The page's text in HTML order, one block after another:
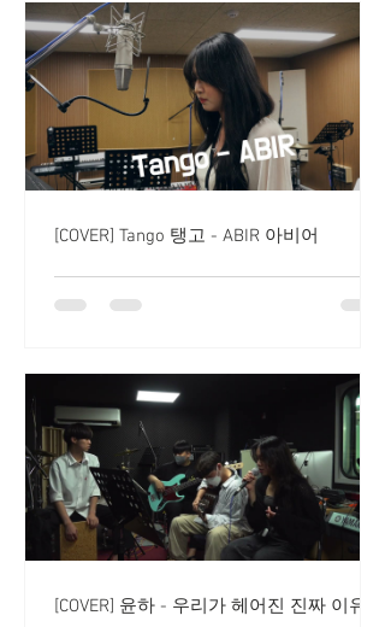
[COVER] Tango 탱고 - ABIR 아비어
[COVER] 윤하 - 우리가 헤어진 진짜 이유